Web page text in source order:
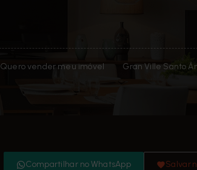
Quero vender meu imóvel Gran Ville Santo
Compartilhar no WhatsApp Salvar